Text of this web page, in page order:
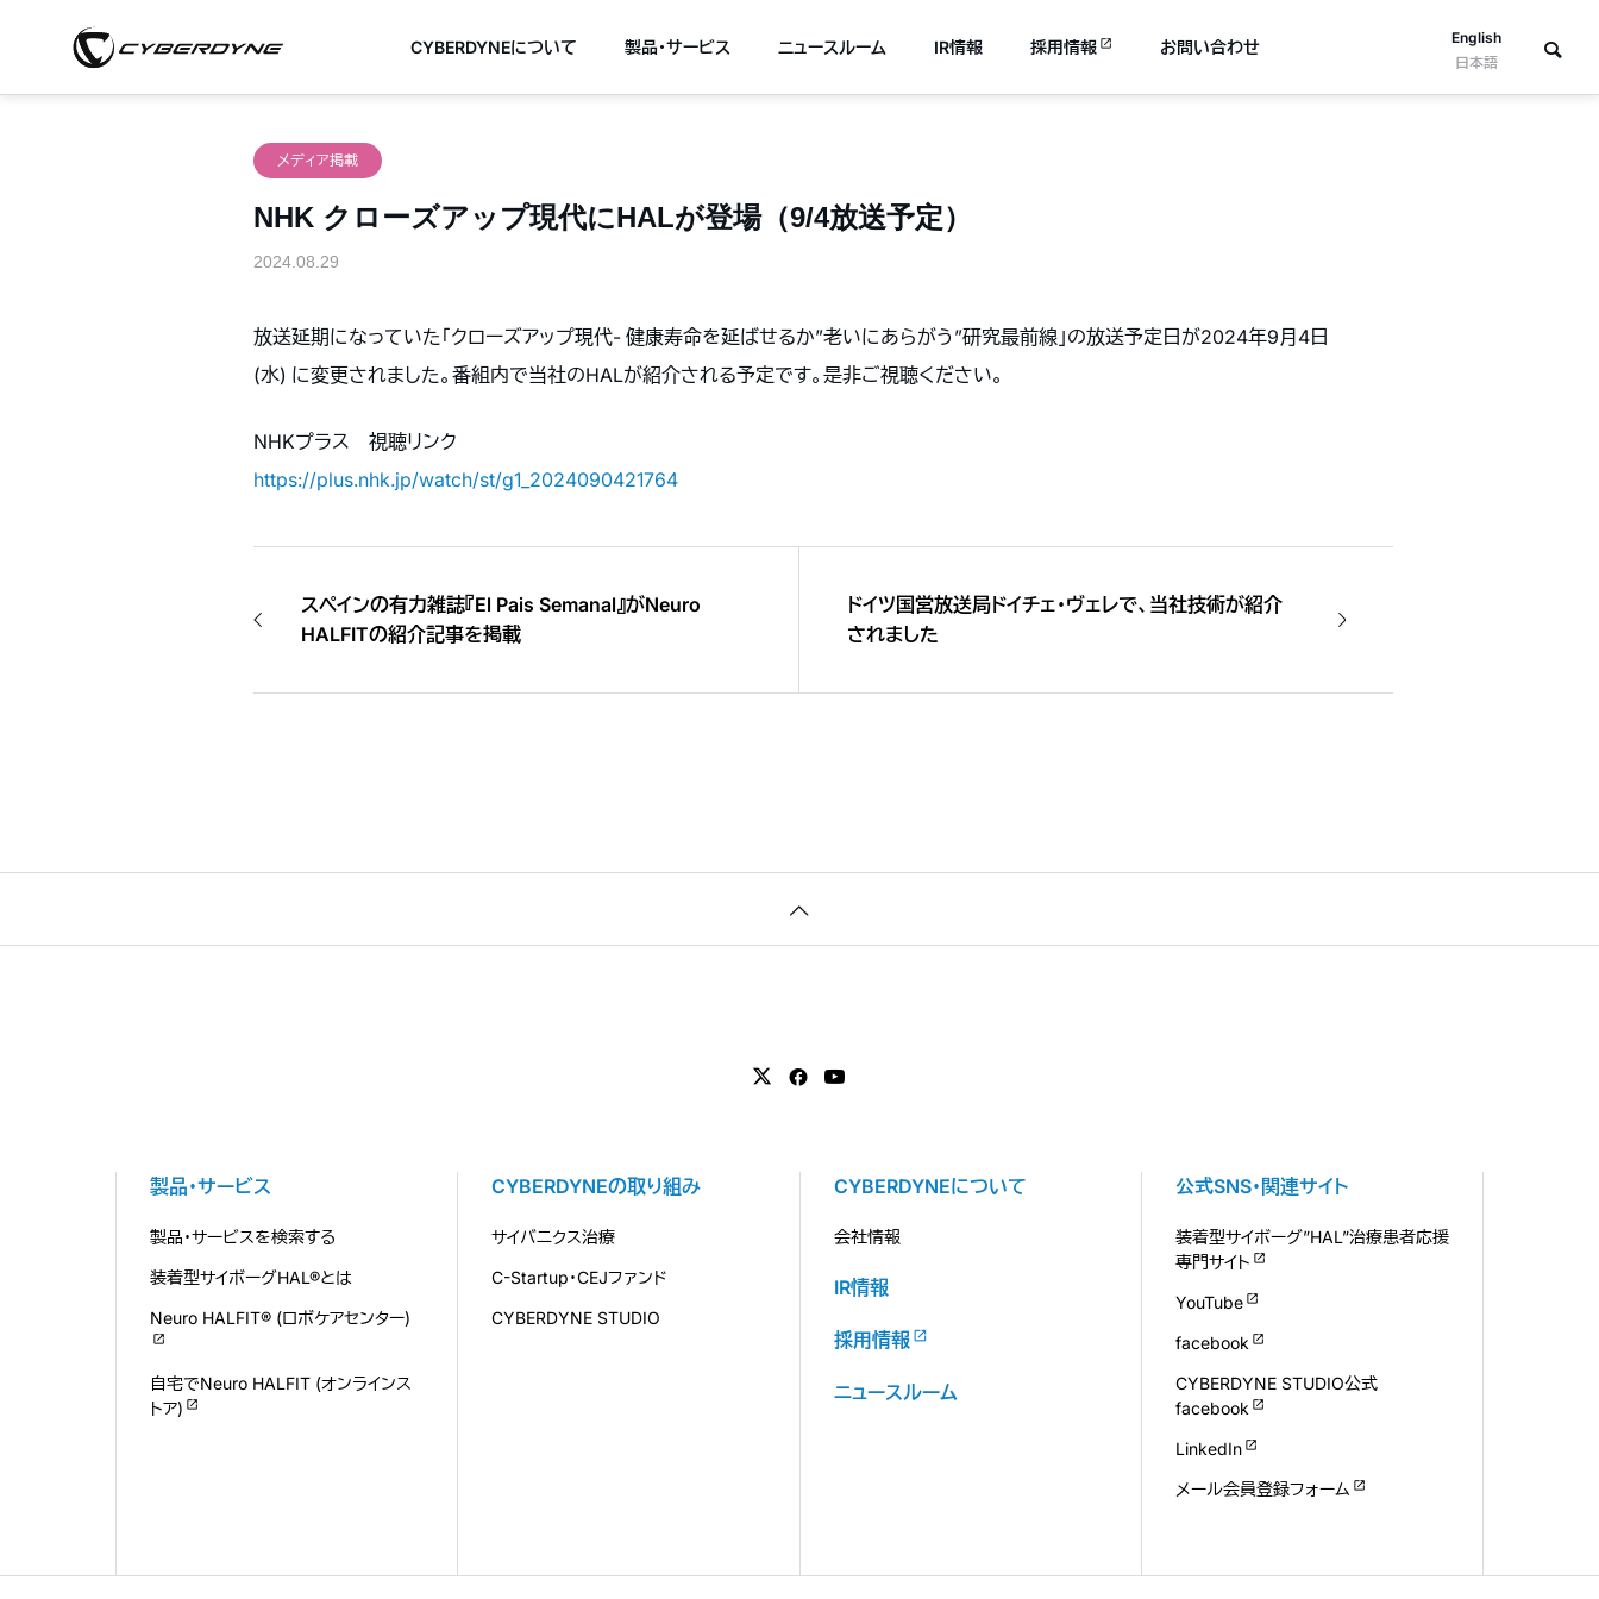
English
日本語
CYBERDYNEについて 製品・サービス ニュースルーム IR情報 採用情報 お問い合わせ
メディア掲載
NHK クローズアップ現代にHALが登場（9/4放送予定）
2024.08.29
放送延期になっていた「クローズアップ現代- 健康寿命を延ばせるか”老いにあらがう”研究最前線」の放送予定日が2024年9月4日
(水) に変更されました。番組内で当社のHALが紹介される予定です。是非ご視聴ください。
NHKプラス 視聴リンク
https://plus.nhk.jp/watch/st/g1_2024090421764
スペインの有力雑誌『El Pais Semanal』がNeuro
HALFITの紹介記事を掲載
ドイツ国営放送局ドイチェ・ヴェレで、当社技術が紹介
されました
製品・サービス
製品・サービスを検索する
装着型サイボーグHAL®とは
Neuro HALFIT® (ロボケアセンター)
自宅でNeuro HALFIT (オンラインス
トア)
CYBERDYNEの取り組み
サイバニクス治療
C-Startup・CEJファンド
CYBERDYNE STUDIO
CYBERDYNEについて
会社情報
IR情報
採用情報
ニュースルーム
公式SNS・関連サイト
装着型サイボーグ”HAL”治療患者応援
専門サイト
YouTube
facebook
CYBERDYNE STUDIO公式
facebook
LinkedIn
メール会員登録フォーム